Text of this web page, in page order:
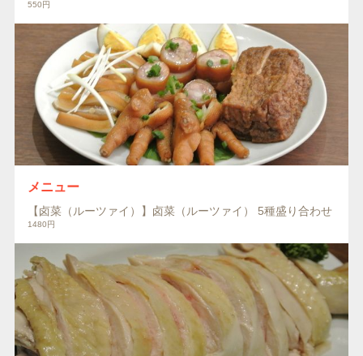
550円
メニュー
【卤菜（ルーツァイ）】卤菜（ルーツァイ） 5種盛り合わせ
1480円